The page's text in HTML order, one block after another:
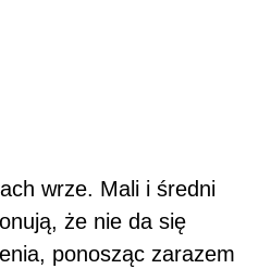
wrze. Mali i średni
że nie da się
ponosząc zarazem